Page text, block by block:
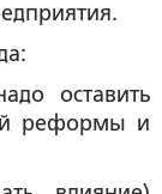
оставить
реформы и